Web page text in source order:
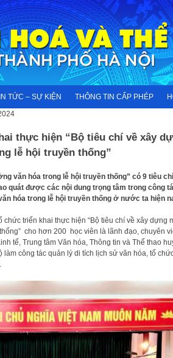
TỨC – SỰ KIỆN THÔNG TIN CẤP PHÉP
thực hiện “Bộ tiêu chí về xây
lễ hội truyền thống”
văn hóa trong lễ hội truyền thống” có 9 tiêu chí
quát được các nội dung trọng tâm trong công
hóa trong lễ hội truyền thống ở nước ta hiện
triển khai thực hiện “Bộ tiêu chí về xây dựng
cho hơn 200 học viên là lãnh đạo, chuyên
tế, Trung tâm Văn hóa, Thông tin và Thể thao
công tác quản lý di tích lịch sử văn hóa, tổ